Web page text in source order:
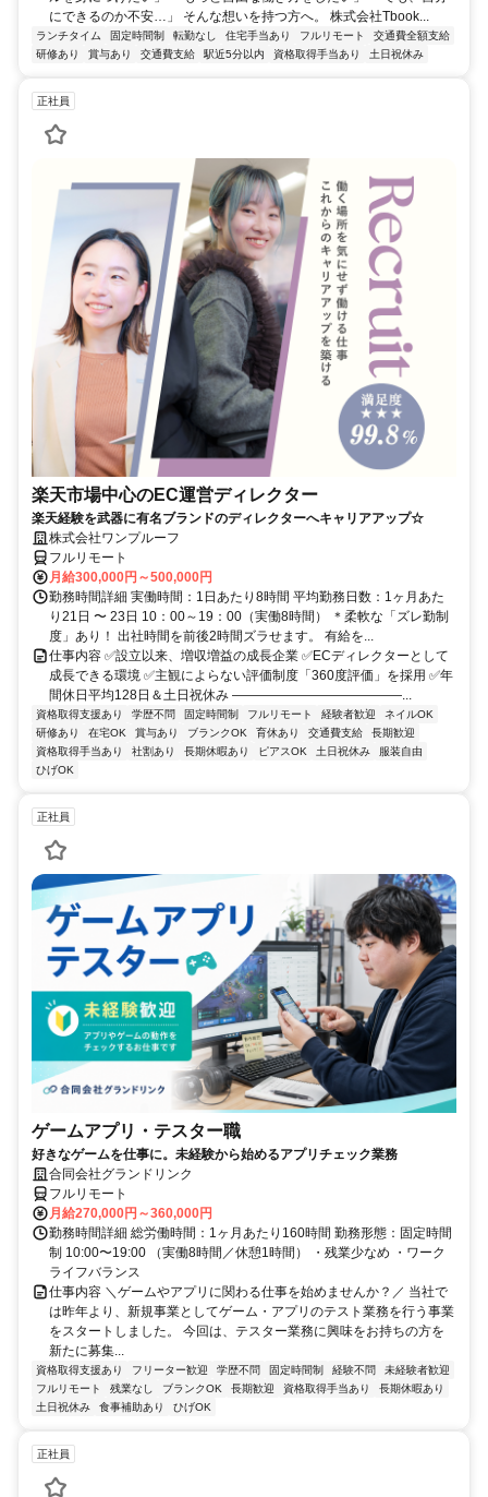
にできるのか不安…」 そんな想いを持つ方へ。 株式会社Tbook...
ランチタイム 固定時間制 転勤なし 住宅手当あり フルリモート
交通費全額支給
研修あり
賞与あり 交通費支給 駅近5分以内 資格取得手当あり 土日祝休み
正社員
楽天市場中心のEC運営ディレクター
楽天経験を武器に有名ブランドのディレクターへキャリアアップ☆
株式会社ワンプルーフ
フルリモート
月給300,000円～500,000円
勤務時間詳細 実働時間：1日あたり8時間 平均勤務日数：1ヶ月あた
り21日 〜 23日 10：00～19：00（実働8時間） ＊柔軟な「ズレ勤制
度」あり！ 出社時間を前後2時間ズラせます。 有給を...
仕事内容 ✅設立以来、増収増益の成長企業 ✅ECディレクターとして
成長できる環境 ✅主観によらない評価制度「360度評価」を採用 ✅年
間休日平均128日＆土日祝休み ―――――――――――――...
資格取得支援あり 学歴不問 固定時間制 フルリモート 経験者歓迎
ネイルOK
研修あり
在宅OK 賞与あり ブランクOK 育休あり 交通費支給
長期歓迎
資格取得手当あり
社割あり 長期休暇あり ピアスOK 土日祝休み
服装自由
ひげOK
正社員
ゲームアプリ・テスター職
好きなゲームを仕事に。未経験から始めるアプリチェック業務
合同会社グランドリンク
フルリモート
月給270,000円～360,000円
勤務時間詳細 総労働時間：1ヶ月あたり160時間 勤務形態：固定時間
制 10:00〜19:00 （実働8時間／休憩1時間） ・残業少なめ ・ワーク
ライフバランス
仕事内容 ＼ゲームやアプリに関わる仕事を始めませんか？／ 当社で
は昨年より、新規事業としてゲーム・アプリのテスト業務を行う事業
をスタートしました。 今回は、テスター業務に興味をお持ちの方を
新たに募集...
資格取得支援あり フリーター歓迎 学歴不問 固定時間制 経験不問
未経験者歓迎
フルリモート
残業なし ブランクOK 長期歓迎 資格取得手当あり
長期休暇あり
土日祝休み
食事補助あり ひげOK
正社員